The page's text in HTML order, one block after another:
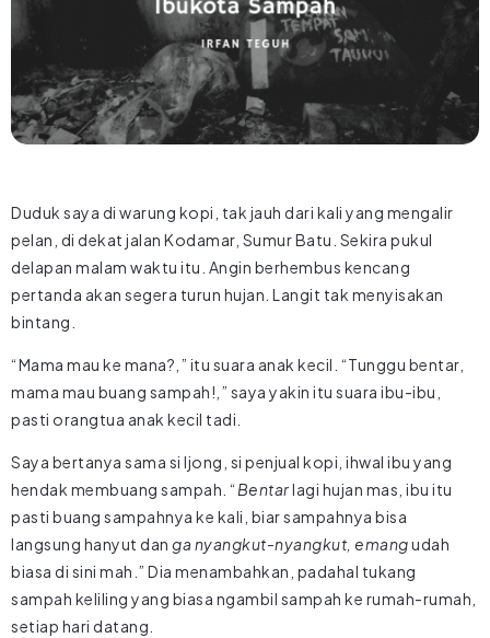
Duduk saya di warung kopi, tak jauh dari kali yang mengalir
pelan, di dekat jalan Kodamar, Sumur Batu. Sekira pukul
delapan malam waktu itu. Angin berhembus kencang
pertanda akan segera turun hujan. Langit tak menyisakan
bintang.
“Mama mau ke mana?,” itu suara anak kecil. “Tunggu bentar,
mama mau buang sampah!,” saya yakin itu suara ibu-ibu,
pasti orangtua anak kecil tadi.
Saya bertanya sama si Ijong, si penjual kopi, ihwal ibu yang
hendak membuang sampah. “Bentarlagi hujan mas, ibu itu
pasti buang sampahnya ke kali, biar sampahnya bisa
langsung hanyut dan ga nyangkut-nyangkut, emangudah
biasa di sini mah.” Dia menambahkan, padahal tukang
sampah keliling yang biasa ngambil sampah ke rumah-rumah,
setiap hari datang.